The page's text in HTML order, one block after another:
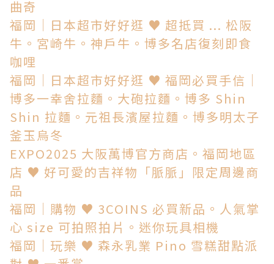
曲奇
福岡│日本超市好好逛 ♥ 超抵買 ... 松阪
牛。宮崎牛。神戶牛。博多名店復刻即食
咖哩
福岡│日本超市好好逛 ♥ 福岡必買手信│
博多一幸舍拉麵。大砲拉麵。博多 Shin
Shin 拉麵。元祖長濱屋拉麵。博多明太子
釜玉烏冬
EXPO2025 大阪萬博官方商店。福岡地區
店 ♥ 好可愛的吉祥物「脈脈」限定周邊商
品
福岡│購物 ♥ 3COINS 必買新品。人氣掌
心 size 可拍照拍片。迷你玩具相機
福岡│玩樂 ♥ 森永乳業 Pino 雪糕甜點派